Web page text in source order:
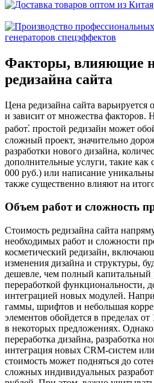
Факторы, влияющие
редизайна сайта
Цена редизайна сайта варьируется
и зависит от множества факторов.
работ⁚ простой редизайн может
сложный проект, значительно
разработки нового дизайна,
дополнительные услуги, такие как
000 руб.) или написание
также существенно влияют на
Объем работ и сложность
Стоимость редизайна сайта
необходимых работ и сложности
косметический редизайн,
изменения дизайна и структуры,
дешевле, чем полный капитальный
переработкой функциональности,
интеграцией новых модулей.
гаммы, шрифтов и небольшая
элементов обойдется в пределах
в некоторых предложениях.
переработка дизайна, разработка
интеграция новых CRM-систем
стоимость может подняться до
сложных индивидуальных